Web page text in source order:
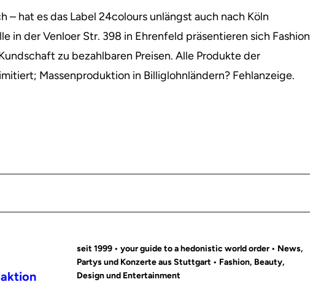
– hat es das Label 24colours unlängst auch nach Köln
in der Venloer Str. 398 in Ehrenfeld präsentieren sich Fashion
zu bezahlbaren Preisen. Alle Produkte der
Massenproduktion in Billiglohnländern? Fehlanzeige.
seit 1999 • your guide to a hedonistic world order • News,
Partys und Konzerte aus Stuttgart • Fashion, Beauty,
Design und Entertainment